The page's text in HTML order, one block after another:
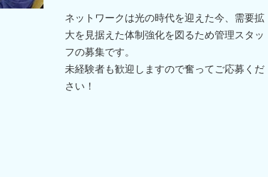
ネットワークは光の時代を迎えた今、需要拡
大を見据えた体制強化を図るため管理スタッ
フの募集です。
未経験者も歓迎しますので奮ってご応募くだ
さい！